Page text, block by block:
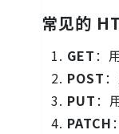
常见的
GET：
POST
PUT：
PATCH